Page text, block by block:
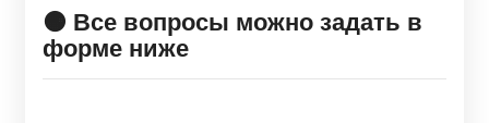
🟠 Все вопросы можно задать в
форме ниже